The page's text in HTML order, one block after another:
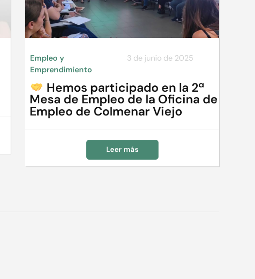
Empleo y
Emprendimiento
3 de junio de 2025
Hemos participado en la 2ª
Mesa de Empleo de la Oficina de
Empleo de Colmenar Viejo
Leer más